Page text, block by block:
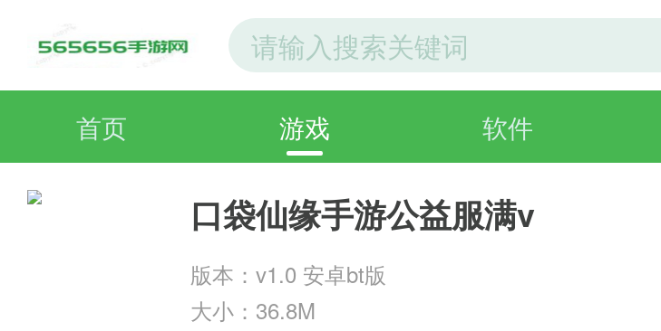
首页 游戏 软件
口袋仙缘手游公益服满v
版本：v1.0 安卓bt版
大小：36.8M